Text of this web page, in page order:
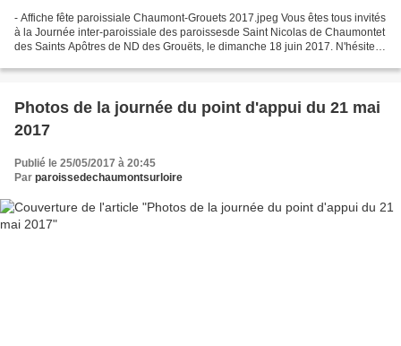
- Affiche fête paroissiale Chaumont-Grouets 2017.jpeg Vous êtes tous invités
à la Journée inter-paroissiale des paroissesde Saint Nicolas de Chaumontet
des Saints Apôtres de ND des Grouëts, le dimanche 18 juin 2017. N'hésitez
Photos de la journée du point d'appui du 21 mai
2017
Publié le 25/05/2017 à 20:45
Par paroissedechaumontsurloire